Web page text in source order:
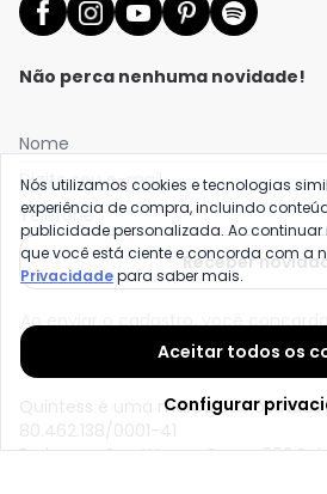
Não perca nenhuma novidade!
Nome
Digite seu e-mail
Telefone
Receber
Ao enviar o cadastro, você
de
Quintess é uma marca da Posthaus
Endereço: Rua Werner Duwe, 202
Nós utilizamos cookies e tecnologias
experiência de compra, incluindo
publicidade personalizada. Ao
que você está ciente e concorda com a
Privacidadepara saber mais.
Aceitar todos os
Configurar